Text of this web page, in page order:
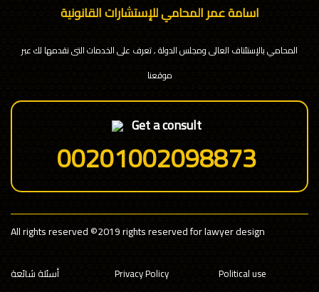
اسامة عمر المحامي للإستشارات القانونية
المحامي بالإستئناف العالى ومجلس الدولة , تعرف على الخدمات التى نقدمها لك عبر
موقعنا
Get a consult
00201002098873
All rights reserved©2019 rights reserved for lawyer design
أسئلة شائعة Privacy Policy Political use